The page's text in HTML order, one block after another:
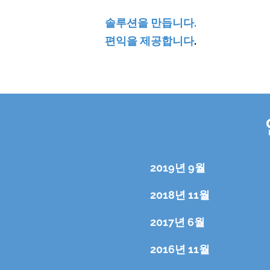
솔루션을 만듭니다.
​편익을 제공합니다.
2019년 9월
2018년 11월
2017년 6월
2016년 11월